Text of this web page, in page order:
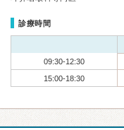
診療時間
09:30-12:30
15:00-18:30